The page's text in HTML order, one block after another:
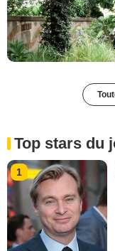
Top stars du
1